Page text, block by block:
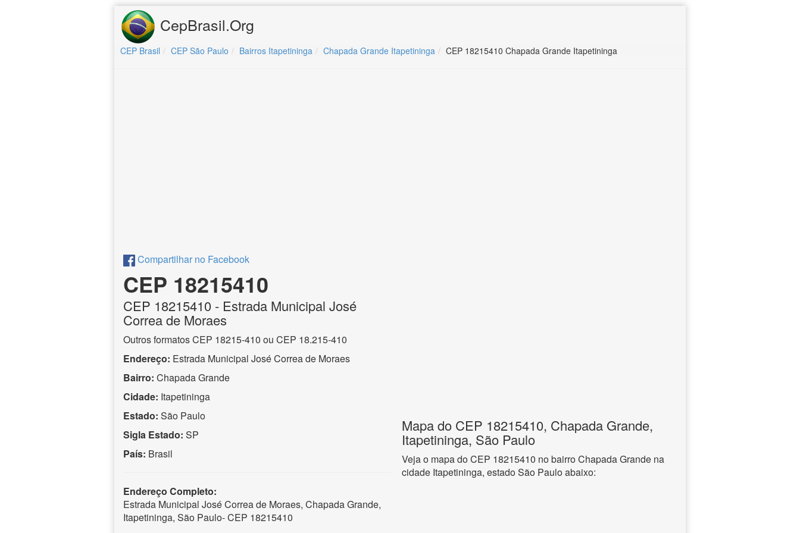
CepBrasil.Org
CEP Brasil CEP São Paulo Bairros Itapetininga Chapada Grande Itapetininga CEP 18215410 Chapada Grande Itapetininga
Compartilhar no Facebook
CEP 18215410
CEP 18215410 - Estrada Municipal José
Correa de Moraes
Outros formatos CEP 18215-410 ou CEP 18.215-410
Endereço: Estrada Municipal José Correa de Moraes
Bairro: Chapada Grande
Cidade: Itapetininga
Estado: São Paulo
Sigla Estado: SP
País: Brasil
Endereço Completo:
Estrada Municipal José Correa de Moraes, Chapada Grande,
Itapetininga, São Paulo- CEP 18215410
Mapa do CEP 18215410, Chapada Grande,
Itapetininga, São Paulo
Veja o mapa do CEP 18215410 no bairro Chapada Grande na
cidade Itapetininga, estado São Paulo abaixo: